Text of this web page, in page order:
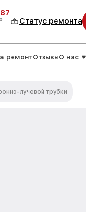
Статус ремонта
ремонтОтзывыО нас
лучевой трубки